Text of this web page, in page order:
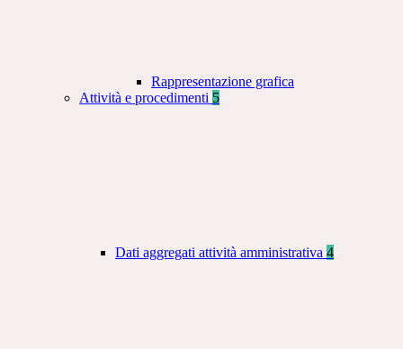
Rappresentazione grafica
Attività e procedimenti 5
Dati aggregati attività amministrativa 4